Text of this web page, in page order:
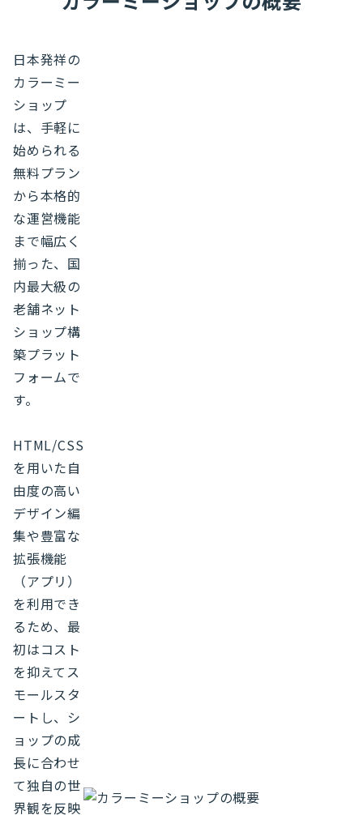
日本発祥の
カラーミー
ショップ
は、手軽に
始められる
無料プラン
から本格的
な運営機能
まで幅広く
揃った、国
内最大級の
老舗ネット
ショップ構
築プラット
フォームで
す。
HTML/CSS
を用いた自
由度の高い
デザイン編
集や豊富な
拡張機能
（アプリ）
を利用でき
るため、最
初はコスト
を抑えてス
モールスタ
ートし、シ
ョップの成
長に合わせ
て独自の世
界観を反映